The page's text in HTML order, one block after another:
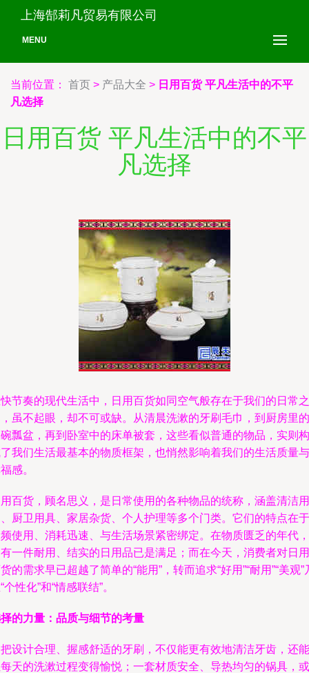
上海郜莉凡贸易有限公司
MENU
当前位置： 首页 > 产品大全 > 日用百货 平凡生活中的不平
凡选择
日用百货 平凡生活中的不平
凡选择
节奏的现代生活中，日用百货如同空气般存在于我们的日常之
虽不起眼，却不可或缺。从清晨洗漱的牙刷毛巾，到厨房里的
瓢盆，再到卧室中的床单被套，这些看似普通的物品，实则构
我们生活最基本的物质框架，也悄然影响着我们的生活质量与
感。
百货，顾名思义，是日常使用的各种物品的统称，涵盖清洁用
厨卫用具、家居杂货、个人护理等多个门类。它们的特点在于
使用、消耗迅速、与生活场景紧密绑定。在物质匮乏的年代，
一件耐用、结实的日用品已是满足；而在今天，消费者对日用
的需求早已超越了简单的“能用”，转而追求“好用”“耐用”“美观”
个性化”和“情感联结”。
的力量：品质与细节的考量
设计合理、握感舒适的牙刷，不仅能更有效地清洁牙齿，还能
天的洗漱过程变得愉悦；一套材质安全、导热均匀的锅具，或